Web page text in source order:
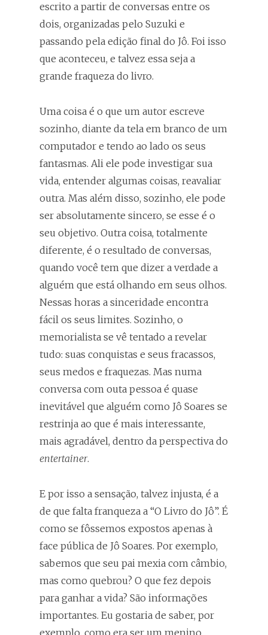
escrito a partir de conversas entre os
dois, organizadas pelo Suzuki e
passando pela edição final do Jô. Foi isso
que aconteceu, e talvez essa seja a
grande fraqueza do livro.
Uma coisa é o que um autor escreve
sozinho, diante da tela em branco de um
computador e tendo ao lado os seus
fantasmas. Ali ele pode investigar sua
vida, entender algumas coisas, reavaliar
outra. Mas além disso, sozinho, ele pode
ser absolutamente sincero, se esse é o
seu objetivo. Outra coisa, totalmente
diferente, é o resultado de conversas,
quando você tem que dizer a verdade a
alguém que está olhando em seus olhos.
Nessas horas a sinceridade encontra
fácil os seus limites. Sozinho, o
memorialista se vê tentado a revelar
tudo: suas conquistas e seus fracassos,
seus medos e fraquezas. Mas numa
conversa com outa pessoa é quase
inevitável que alguém como Jô Soares se
restrinja ao que é mais interessante,
mais agradável, dentro da perspectiva do
entertainer.
E por isso a sensação, talvez injusta, é a
de que falta franqueza a “O Livro do Jô”. É
como se fôssemos expostos apenas à
face pública de Jô Soares. Por exemplo,
sabemos que seu pai mexia com câmbio,
mas como quebrou? O que fez depois
para ganhar a vida? São informações
importantes. Eu gostaria de saber, por